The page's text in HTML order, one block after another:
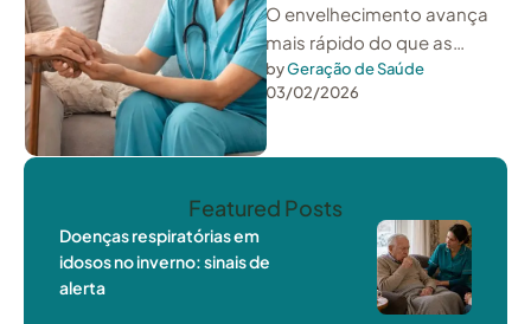
O envelhecimento avança
mais rápido do que as
estruturas criadas para lidar
com ele. Em Santa Catarina,
essa …
by Geração de Saúde
03/02/2026
Featured Posts
Doenças respiratórias em
idosos no inverno: sinais de
alerta